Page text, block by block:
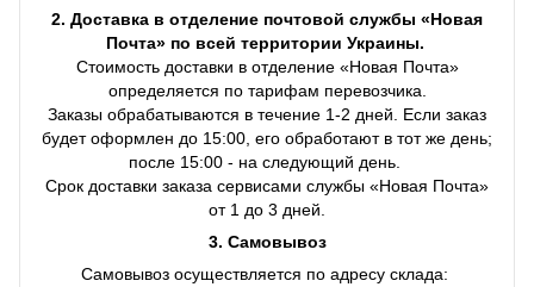
2. Доставка в отделение почтовой службы «Новая
Почта» по всей территории Украины.
Стоимость доставки в отделение «Новая Почта»
определяется по тарифам перевозчика.
Заказы обрабатываются в течение 1-2 дней. Если заказ
будет оформлен до 15:00, его обработают в тот же день;
после 15:00 - на следующий день.
Срок доставки заказа сервисами службы «Новая Почта»
от 1 до 3 дней.
3. Самовывоз
Самовывоз осуществляется по адресу склада: